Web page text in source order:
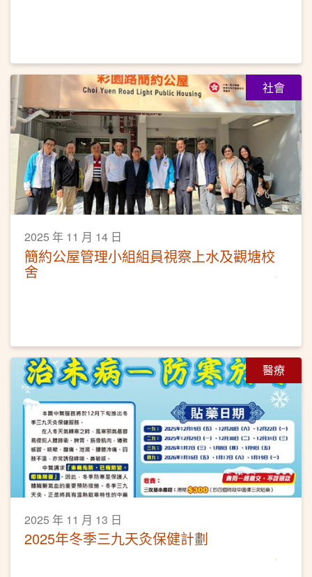
社會
2025 年 11 月 14 日
簡約公屋管理小組組員視察上水及觀塘校
舍
醫療
2025 年 11 月 13 日
2025年冬季三九天灸保健計劃